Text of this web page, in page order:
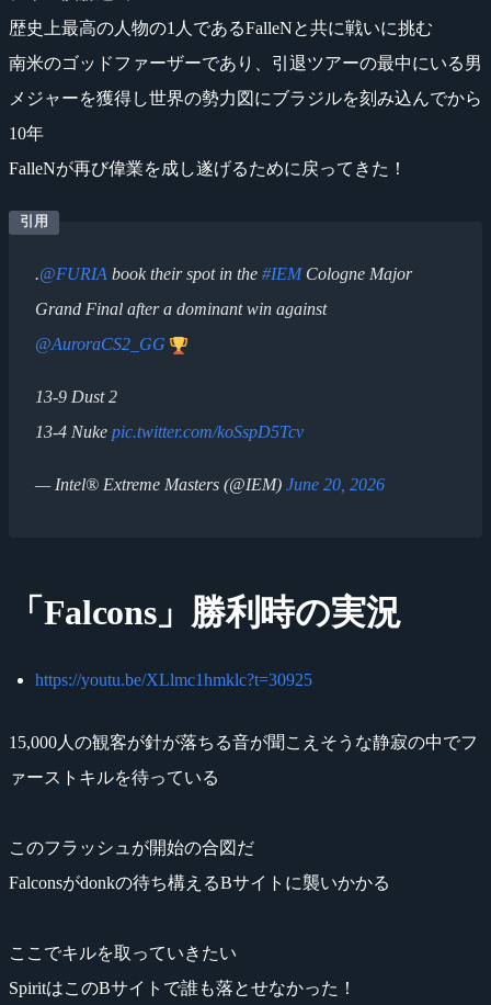
歴史上最高の人物の1人であるFalleNと共に戦いに挑む
南米のゴッドファーザーであり、引退ツアーの最中にいる男
メジャーを獲得し世界の勢力図にブラジルを刻み込んでから
10年
FalleNが再び偉業を成し遂げるために戻ってきた！
.@FURIA book their spot in the #IEMCologne Major
Grand Final after a dominant win against
@AuroraCS2_GG
13-9 Dust 2
13-4 Nuke pic.twitter.com/koSspD5Tcv
— Intel® Extreme Masters (@IEM) June 20, 2026
「Falcons」勝利時の実況
https://youtu.be/XLlmc1hmklc?t=30925
15,000人の観客が針が落ちる音が聞こえそうな静寂の中でフ
ァーストキルを待っている
このフラッシュが開始の合図だ
Falconsがdonkの待ち構えるBサイトに襲いかかる
ここでキルを取っていきたい
SpiritはこのBサイトで誰も落とせなかった！